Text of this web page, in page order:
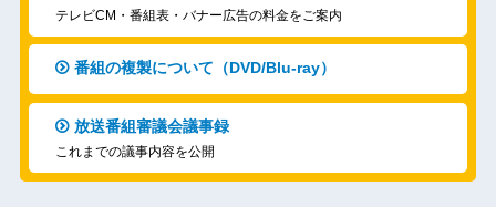
テレビCM・番組表・バナー広告の料金をご案内
番組の複製について（DVD/Blu-ray）
放送番組審議会議事録
これまでの議事内容を公開